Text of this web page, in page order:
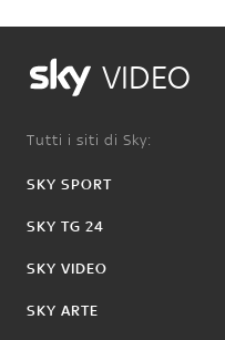
VIDEO
Tutti i siti di Sky:
SKY SPORT
SKY TG 24
SKY VIDEO
SKY ARTE